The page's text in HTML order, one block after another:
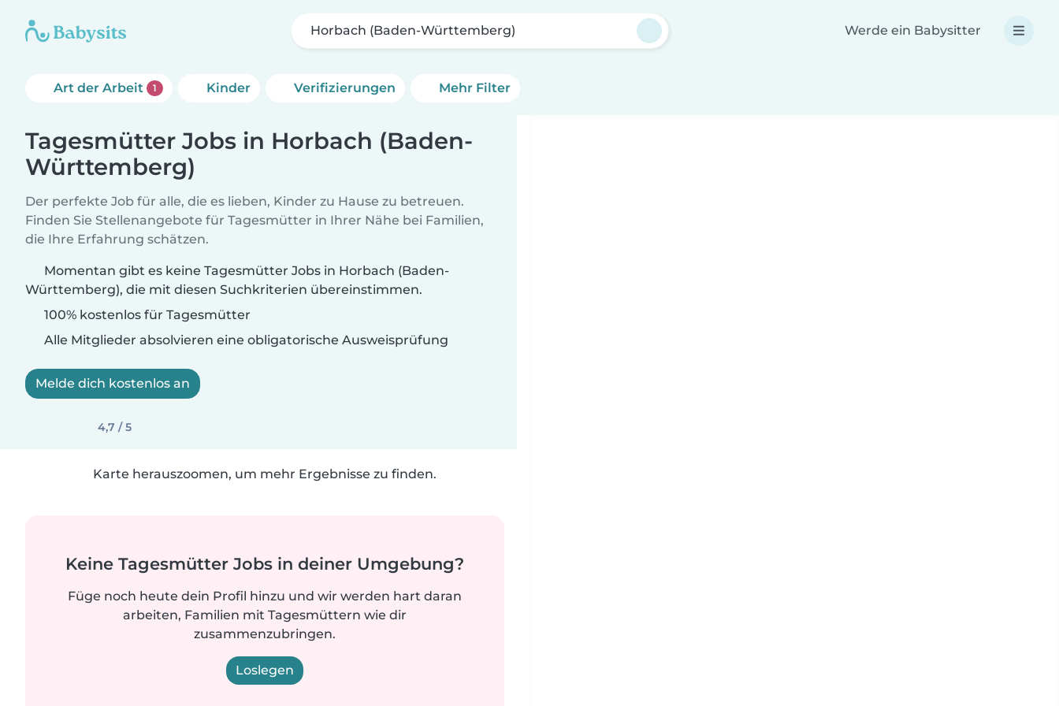
Horbach (Baden-Württemberg) Werde ein Babysitter
Art der Arbeit 1 Kinder Verifizierungen Mehr Filter
Tagesmütter Jobs in Horbach (Baden-
Württemberg)
Der perfekte Job für alle, die es lieben, Kinder zu Hause zu betreuen.
Finden Sie Stellenangebote für Tagesmütter in Ihrer Nähe bei Familien,
die Ihre Erfahrung schätzen.
Momentan gibt es keine Tagesmütter Jobs in Horbach (Baden-
Württemberg), die mit diesen Suchkriterien übereinstimmen.
100% kostenlos für Tagesmütter
Alle Mitglieder absolvieren eine obligatorische Ausweisprüfung
Melde dich kostenlos an
4,7 / 5
Karte herauszoomen, um mehr Ergebnisse zu finden.
Keine Tagesmütter Jobs in deiner Umgebung?
Füge noch heute dein Profil hinzu und wir werden hart daran
arbeiten, Familien mit Tagesmüttern wie dir
zusammenzubringen.
Loslegen